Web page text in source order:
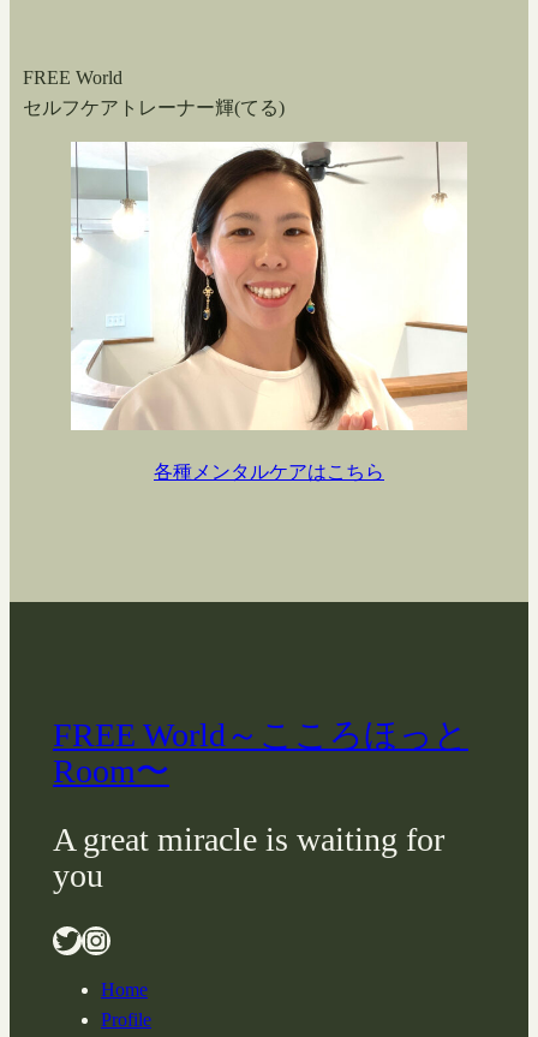
FREE World
セルフケアトレーナー輝(てる)
各種メンタルケアはこちら
FREE World～こころほっと
Room〜
A great miracle is waiting for
you
Twitter Instagram
Home
Profile